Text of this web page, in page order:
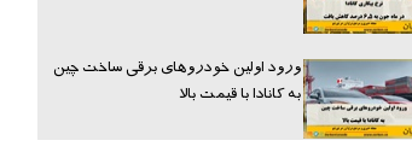
ورود اولین خودروهای برقی ساخت چین
به کانادا با قیمت بالا